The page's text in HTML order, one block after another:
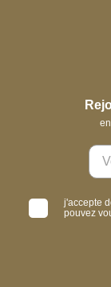
j'accepte
pouvez